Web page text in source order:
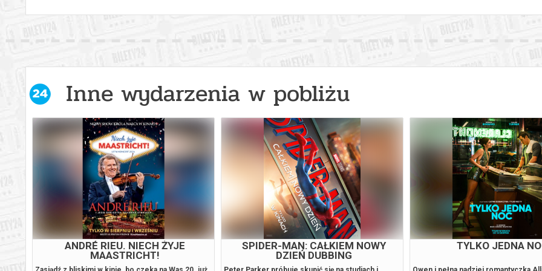
Inne wydarzenia w pobliżu
ANDRÉ RIEU. NIECH ŻYJE
MAASTRICHT!
SPIDER-MAN: CAŁKIEM NOWY
DZIEŃ DUBBING
TYLKO JEDNA